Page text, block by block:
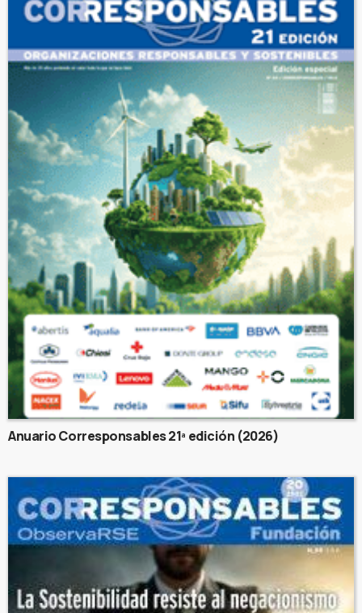
Anuario Corresponsables 21ª edición (2026)